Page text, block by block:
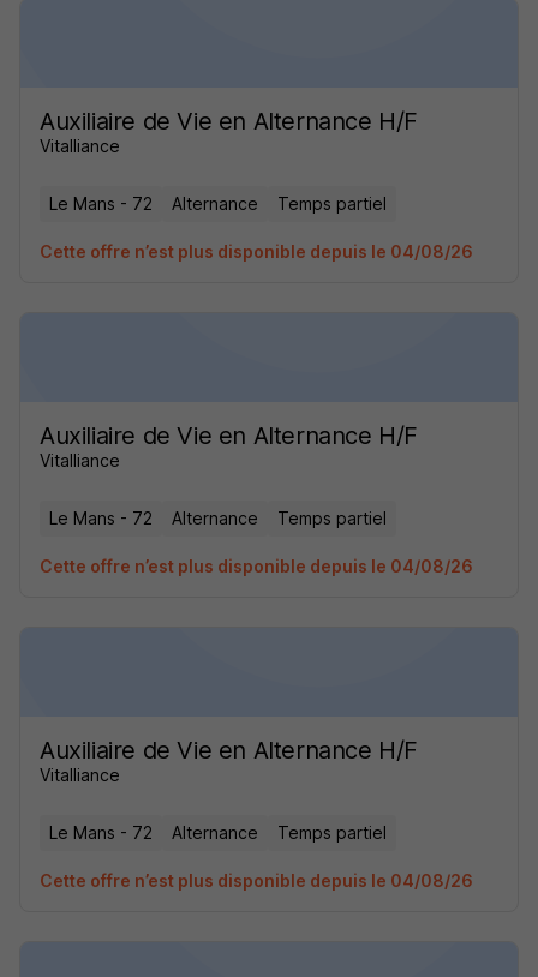
Auxiliaire de Vie en Alternance H/F
Vitalliance
Le Mans - 72 Alternance Temps partiel
Cette offre n’est plus disponible depuis le 04/08/26
Auxiliaire de Vie en Alternance H/F
Vitalliance
Le Mans - 72 Alternance Temps partiel
Cette offre n’est plus disponible depuis le 04/08/26
Auxiliaire de Vie en Alternance H/F
Vitalliance
Le Mans - 72 Alternance Temps partiel
Cette offre n’est plus disponible depuis le 04/08/26